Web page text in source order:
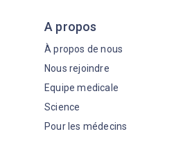
A propos
Nous rejoindre
Equipe medicale
Science
Pour les médecins
À propos de nous